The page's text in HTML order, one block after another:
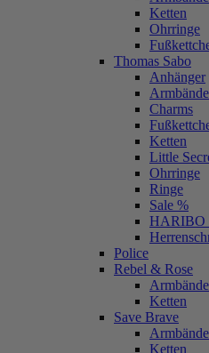
Ketten
Ohrringe
Thomas Sabo
Anhänger
Charms
Ketten
Little
Ohrringe
Ringe
Sale %
HARIBO
Police
Rebel & Rose
Ketten
Save Brave
Ketten